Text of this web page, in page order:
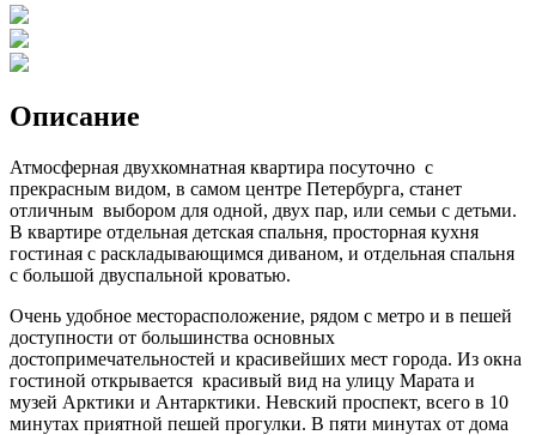
Описание
Атмосферная двухкомнатная квартира посуточно с
прекрасным видом, в самом центре Петербурга, станет
отличным выбором для одной, двух пар, или семьи с детьми.
В квартире отдельная детская спальня, просторная кухня
гостиная с раскладывающимся диваном, и отдельная спальня
с большой двуспальной кроватью.
Очень удобное месторасположение, рядом с метро и в пешей
доступности от большинства основных
достопримечательностей и красивейших мест города. Из окна
гостиной открывается красивый вид на улицу Марата и
музей Арктики и Антарктики. Невский проспект, всего в 10
минутах приятной пешей прогулки. В пяти минутах от дома